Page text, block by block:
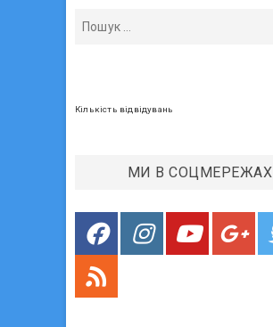
я
п
в
Кількість відвідувань
МИ В СОЦМЕРЕЖАХ